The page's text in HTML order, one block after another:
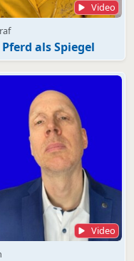
Video
als Spiegel
Video